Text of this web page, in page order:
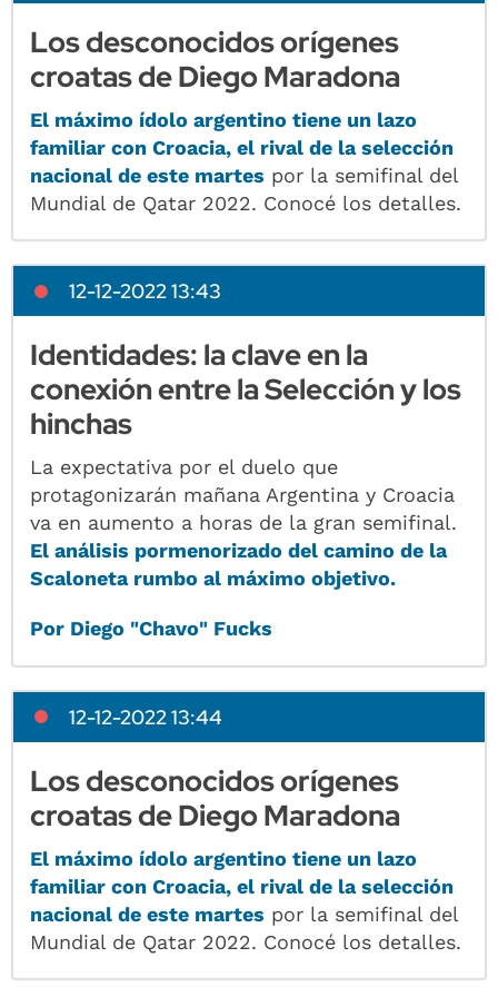
Los desconocidos orígenes
croatas de Diego Maradona
El máximo ídolo argentino tiene un lazo
familiar con Croacia, el rival de la selección
nacional de este martes por la semifinal del
Mundial de Qatar 2022. Conocé los detalles.
12-12-2022 13:43
Identidades: la clave en la
conexión entre la Selección y los
hinchas
La expectativa por el duelo que
protagonizarán mañana Argentina y Croacia
va en aumento a horas de la gran semifinal.
El análisis pormenorizado del camino de la
Scaloneta rumbo al máximo objetivo.
Por Diego "Chavo" Fucks
12-12-2022 13:44
Los desconocidos orígenes
croatas de Diego Maradona
El máximo ídolo argentino tiene un lazo
familiar con Croacia, el rival de la selección
nacional de este martes por la semifinal del
Mundial de Qatar 2022. Conocé los detalles.